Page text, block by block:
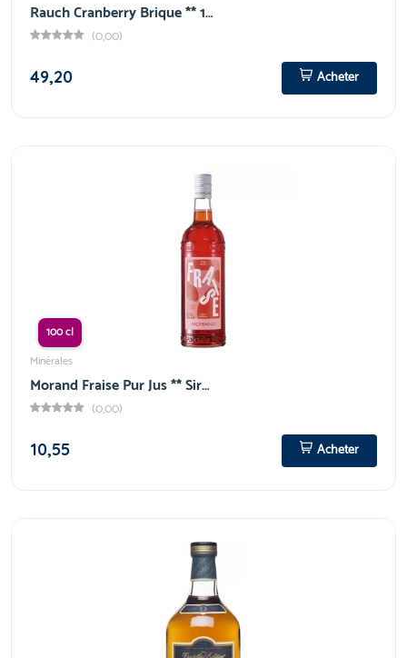
Rauch Cranberry Brique ** 1…
(0,00)
49,20
Acheter
100 cl
Minérales
Morand Fraise Pur Jus ** Sir…
(0,00)
10,55
Acheter